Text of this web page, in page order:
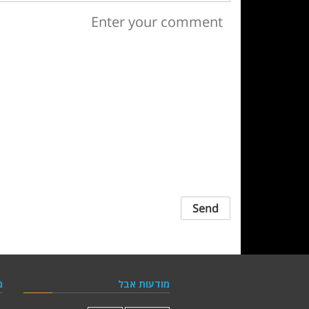
מודעות אבל